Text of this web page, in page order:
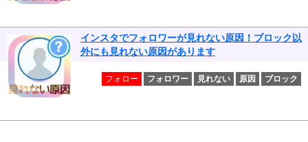
インスタでフォロワーが見れない原因！ブロック以
外にも見れない原因があります
フォロー フォロワー 見れない 原因 ブロック